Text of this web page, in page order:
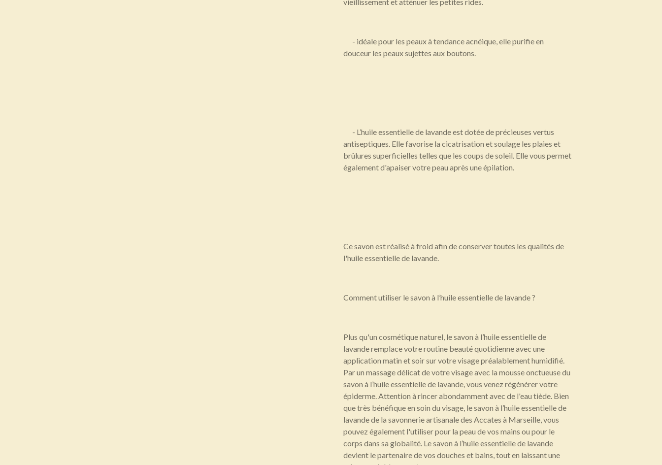
- idéale pour les peaux à tendance acnéique, elle purifie en
douceur les peaux sujettes aux boutons.
- L’huile essentielle de lavande est dotée de précieuses vertus
antiseptiques. Elle favorise la cicatrisation et soulage les plaies et
brûlures superficielles telles que les coups de soleil. Elle vous permet
également d'apaiser votre peau après une épilation.
Ce savon est réalisé à froid afin de conserver toutes les qualités de
l'huile essentielle de lavande.
Comment utiliser le savon à l’huile essentielle de lavande ?
Plus qu'un cosmétique naturel, le savon à l’huile essentielle de
lavande remplace votre routine beauté quotidienne avec une
application matin et soir sur votre visage préalablement humidifié.
Par un massage délicat de votre visage avec la mousse onctueuse du
savon à l’huile essentielle de lavande, vous venez régénérer votre
épiderme. Attention à rincer abondamment avec de l'eau tiède. Bien
que très bénéfique en soin du visage, le savon à l’huile essentielle de
lavande de la savonnerie artisanale des Accates à Marseille, vous
pouvez également l'utiliser pour la peau de vos mains ou pour le
corps dans sa globalité. Le savon à l’huile essentielle de lavande
devient le partenaire de vos douches et bains, tout en laissant une